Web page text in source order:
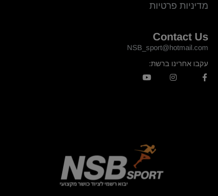
מדיניות פרטיות
Contact Us
NSB_sport@hotmail.com
עקבו אחרינו ברשת: